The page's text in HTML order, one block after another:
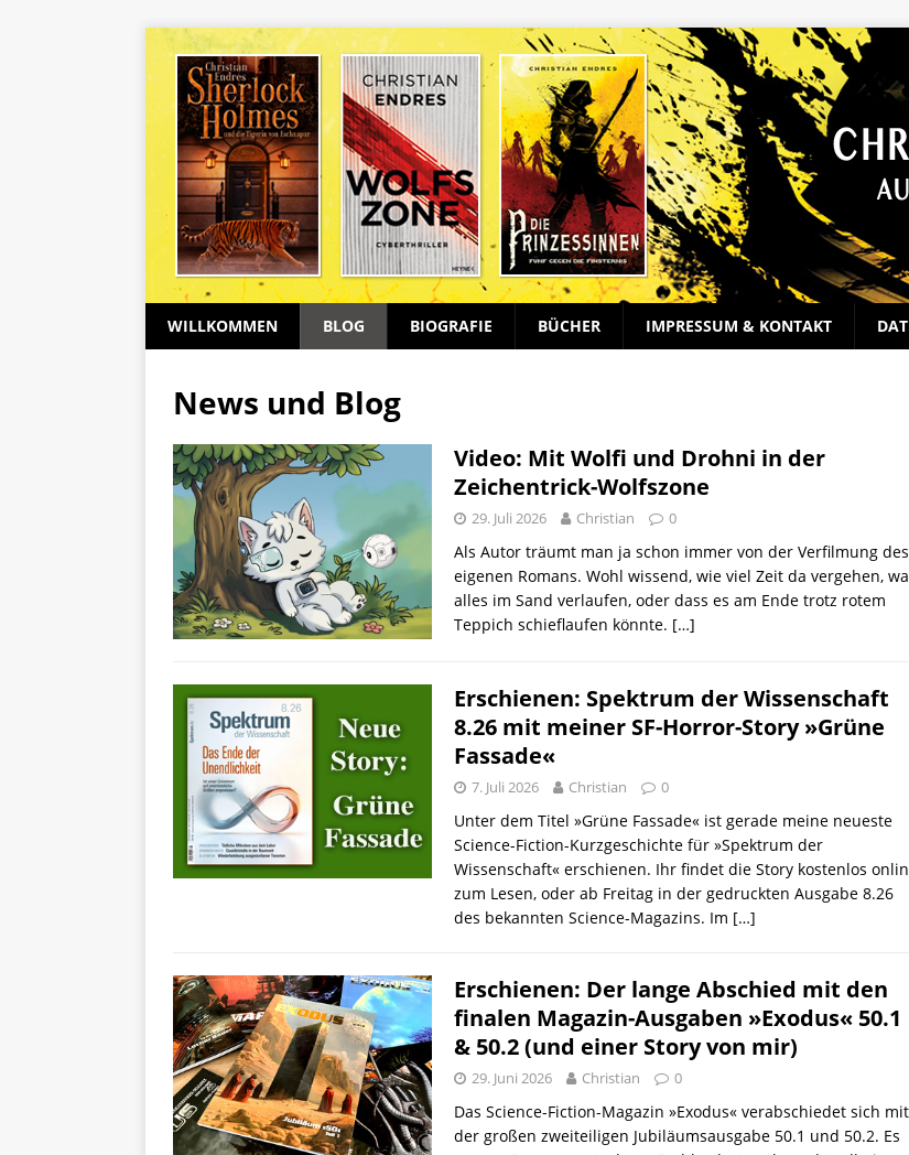
WILLKOMMEN BLOG BIOGRAFIE BÜCHER IMPRESSUM & KONTAKT
News und Blog
Video: Mit Wolfi und Drohni in der
Zeichentrick-Wolfszone
29. Juli 2026 Christian 0
Als Autor träumt man ja schon immer von der Verfilmung des
eigenen Romans. Wohl wissend, wie viel Zeit da vergehen,
alles im Sand verlaufen, oder dass es am Ende trotz rotem
Teppich schieflaufen könnte. […]
Erschienen: Spektrum der Wissenschaft
8.26 mit meiner SF-Horror-Story »Grüne
Fassade«
7. Juli 2026 Christian 0
Unter dem Titel »Grüne Fassade« ist gerade meine neueste
Science-Fiction-Kurzgeschichte für »Spektrum der
Wissenschaft« erschienen. Ihr findet die Story kostenlos
zum Lesen, oder ab Freitag in der gedruckten Ausgabe 8.26
des bekannten Science-Magazins. Im […]
Erschienen: Der lange Abschied mit den
finalen Magazin-Ausgaben »Exodus« 50.1
& 50.2 (und einer Story von mir)
29. Juni 2026 Christian 0
Das Science-Fiction-Magazin »Exodus« verabschiedet sich mit
der großen zweiteiligen Jubiläumsausgabe 50.1 und 50.2. Es